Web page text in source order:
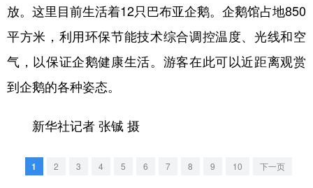
文化产业
地方频道
辽宁 吉林
浙江 安徽 福建 江西
放。这里目前生活着12只巴布亚企鹅。企鹅馆占地850
平方米，利用环保节能技术综合调控温度、光线和空
气，以保证企鹅健康生活。游客在此可以近距离观赏
到企鹅的各种姿态。
新华社记者 张铖 摄
1 2 3 4 5 6 7 8 9 10 下一页